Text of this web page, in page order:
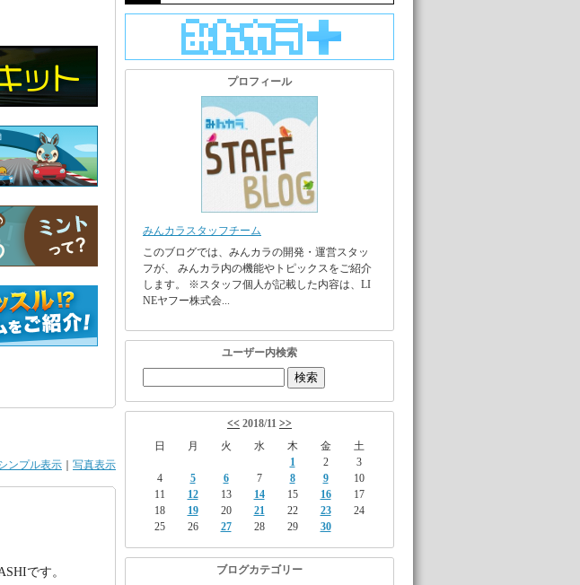
ンプル表示 写真表示
です。
プロフィール
みんカラスタッフチーム
このブログでは、みんカラの開発・運営スタッ
フが、 みんカラ内の機能やトピックスをご紹介
します。 ※スタッフ個人が記載した内容は、LI
NEヤフー株式会...
ユーザー内検索
<< 2018/11 >>
日
月 火 水 木 金
土
1
2
3
4
5 6 7 8 9
10
11
12 13 14 15 16
17
18
19 20 21 22 23
24
25
26 27 28 29 30
ブログカテゴリー